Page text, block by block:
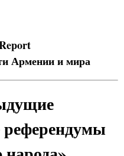
Армении и мира